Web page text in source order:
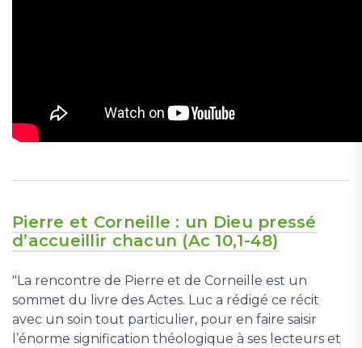
Pierre et Corneille : un Dieu pressé
d’accueillir chacun (Ac 10,1-48)
"La rencontre de Pierre et de Corneille est un
sommet du livre des Actes. Luc a rédigé ce récit
avec un soin tout particulier, pour en faire saisir
l’énorme signification théologique à ses lecteurs et